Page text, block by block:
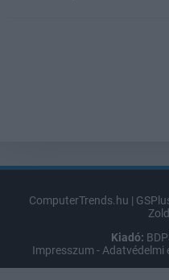
ComputerTrends.hu |
Kiadó:
Impresszum - Adatvédelmi